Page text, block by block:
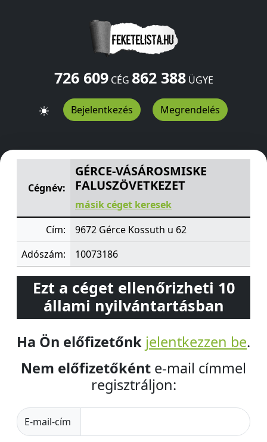
726 609CÉG 862 388ÜGYE
Bejelentkezés Megrendelés
GÉRCE-VÁSÁROSMISKE FALUSZÖVETKEZET
Kossuth u 62
Cégnév:
GÉRCE-VÁSÁROSMISKE
FALUSZÖVETKEZET
másik céget keresek
Cím:
9672 Gérce Kossuth u 62
Adószám:
10073186
Ezt a céget ellenőrizheti 10
állami nyilvántartásban
Ha Ön előfizetőnk jelentkezzen be.
Nem előfizetőként e-mail címmel
regisztráljon:
E-mail-cím